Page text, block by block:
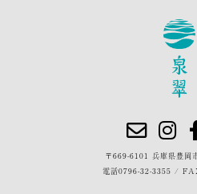
〒669-6101 兵庫県豊岡
電話0796-32-3355 /